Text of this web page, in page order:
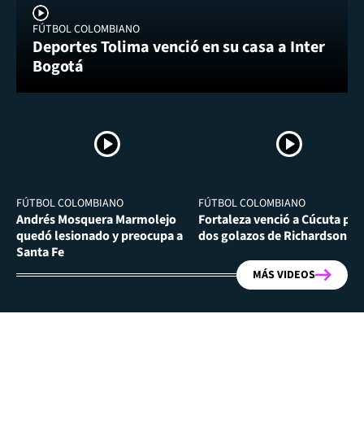
FÚTBOL COLOMBIANO
Deportes Tolima venció en su casa a Inter
Bogotá
FÚTBOL COLOMBIANO
Andrés Mosquera Marmolejo
quedó lesionado y preocupa a
Santa Fe
FÚTBOL COLOMBIANO
Fortaleza venció a Cúcuta por
dos golazos de Richardson
MÁS VIDEOS